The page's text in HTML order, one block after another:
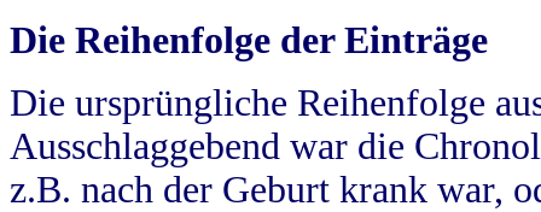
Die Reihenfolge der Einträge
Die ursprüngliche Reihenfolge
Ausschlaggebend war die
z.B. nach der Geburt krank war,